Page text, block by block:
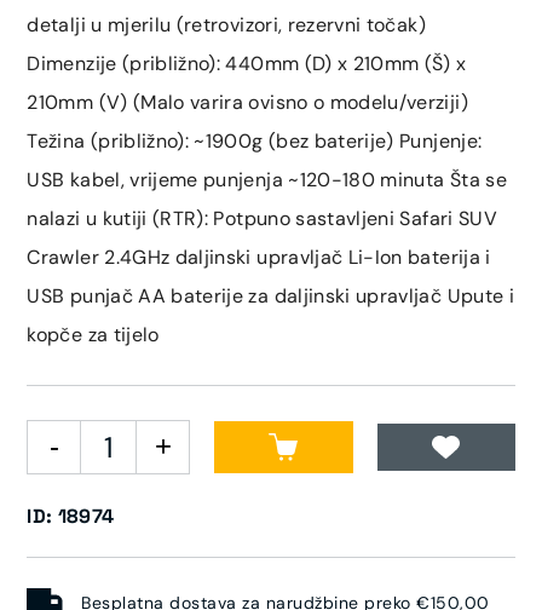
detalji u mjerilu (retrovizori, rezervni točak)
Dimenzije (približno): 440mm (D) x 210mm (Š) x
210mm (V) (Malo varira ovisno o modelu/verziji)
Težina (približno): ~1900g (bez baterije) Punjenje:
USB kabel, vrijeme punjenja ~120-180 minuta Šta se
nalazi u kutiji (RTR): Potpuno sastavljeni Safari SUV
Crawler 2.4GHz daljinski upravljač Li-Ion baterija i
USB punjač AA baterije za daljinski upravljač Upute i
kopče za tijelo
ID: 18974
Besplatna dostava za narudžbine preko €150,00